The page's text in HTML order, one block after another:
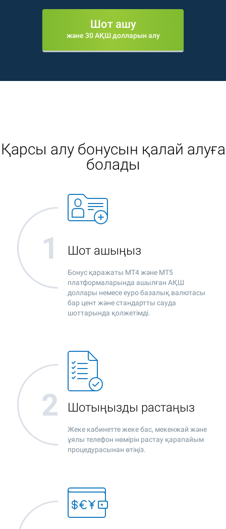
Шот ашу
және 30 АҚШ долларын алу
Қарсы алу бонусын қалай алуға
болады
Шот ашыңыз
Бонус қаражаты MT4 және MT5
платформаларында ашылған АҚШ
доллары немесе еуро базалық валютасы
бар цент және стандартты сауда
шоттарында қолжетімді.
Шотыңызды растаңыз
Жеке кабинетте жеке бас, мекенжай және
ұялы телефон нөмірін растау қарапайым
процедурасынан өтіңіз.